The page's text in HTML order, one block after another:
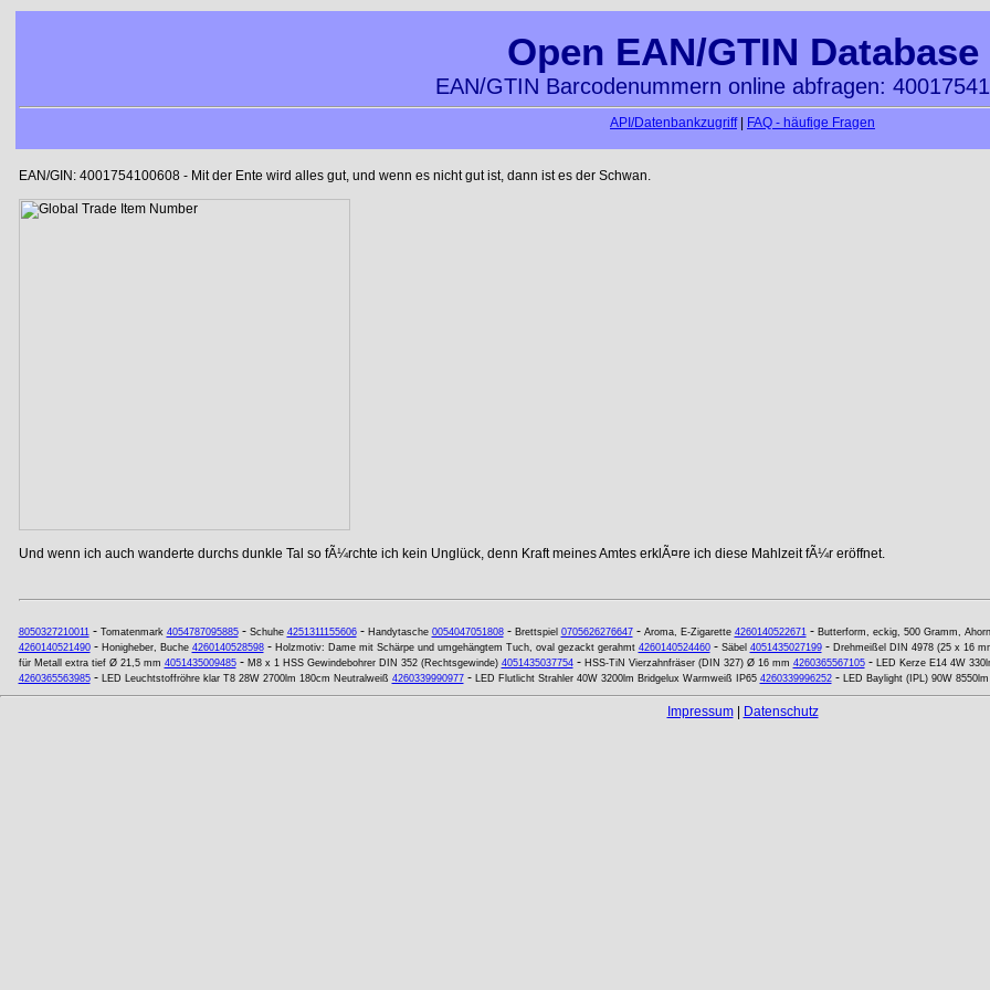
Open EAN/GTIN Database
EAN/GTIN Barcodenummern online abfragen:
API/Datenbankzugriff| FAQ - häufige Fragen
EAN/GIN: 4001754100608 - Mit der Ente wird alles gut, und wenn es nicht gut ist, dann ist es der Schwan.
Und wenn ich auch wanderte durchs dunkle Tal so fÃ¼rchte ich kein Unglück, denn Kraft meines Amtes erklÃ¤re ich diese Mahlzeit fÃ¼r eröffnet.
8050327210011- Tomatenmark 4054787095885- Schuhe 4251311155606- Handytasche 0054047051808- Brettspiel 0705626276647- Aroma, E-Zigarette 4260140522671- Butterform, eckig, 500 Gramm,
4260140521490- Honigheber, Buche 4260140528598- Holzmotiv: Dame mit Schärpe und umgehängtem Tuch, oval gezackt gerahmt 4260140524460- Säbel 4051435027199- Drehmeißel DIN 4978 (25 x 16
für Metall extra tief Ø 21,5 mm 4051435009485- M8 x 1 HSS Gewindebohrer DIN 352 (Rechtsgewinde) 4051435037754- HSS-TiN Vierzahnfräser (DIN 327) Ø 16 mm 4260365567105- LED Kerze E14 4W
4260365563985- LED Leuchtstoffröhre klar T8 28W 2700lm 180cm Neutralweiß 4260339990977- LED Flutlicht Strahler 40W 3200lm Bridgelux Warmweiß IP65 4260339996252- LED Baylight (IPL) 90W
Impressum| Datenschutz